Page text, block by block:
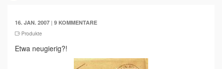
16. JAN. 2007 | 9 KOMMENTARE
Produkte
Etwa neugierig?!